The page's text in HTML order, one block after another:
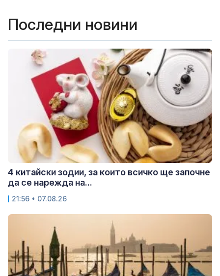
Последни новини
4 китайски зодии, за които всичко ще започне
да се нарежда на...
21:56 • 07.08.26